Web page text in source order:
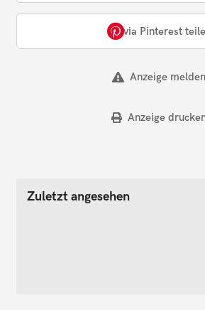
via Pinterest
Anzeige melden
Anzeige
Zuletzt angesehen